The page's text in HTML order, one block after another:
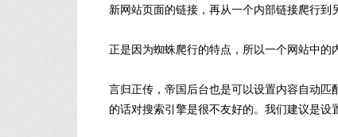
新网站页面的链接，再从一个内部链接爬行到
正是因为蜘蛛爬行的特点，所以一个网站中的
言归正传，帝国后台也是可以设置内容自动
的话对搜索引擎是很不友好的。我们建议是设